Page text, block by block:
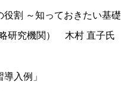
割 ～知っておきたい基礎
研究機関） 木村 直子氏
入例」